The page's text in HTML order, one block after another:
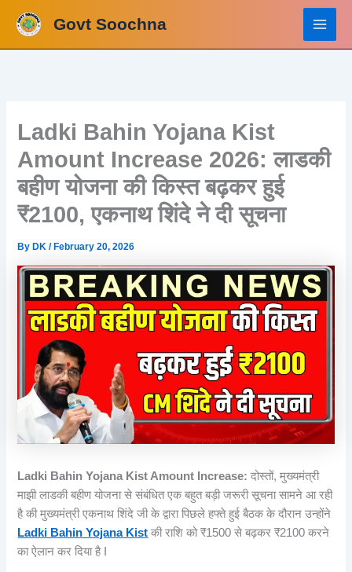
content
Govt Soochna
Ladki Bahin Yojana Kist
Amount Increase 2026: लाडकी
बहीण योजना की किस्त बढ़कर हुई
₹2100, एकनाथ शिंदे ने दी सूचना
By DK/ February 20, 2026
Ladki Bahin Yojana Kist Amount Increase:दोस्तों, मुख्यमंत्री
माझी लाडकी बहीण योजना से संबंधित एक बहुत बड़ी जरूरी सूचना सामने आ रही
है की मुख्यमंत्री एकनाथ शिंदे जी के द्वारा पिछले हफ्ते हुई बैठक के दौरान उन्होंने
Ladki Bahin Yojana Kist की राशि को ₹1500 से बढ़कर ₹2100 करने
का ऐलान कर दिया है I